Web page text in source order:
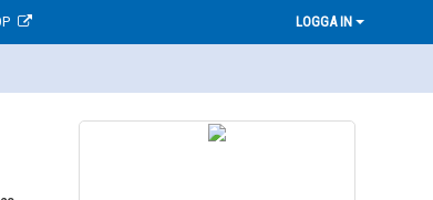
LOGGA IN